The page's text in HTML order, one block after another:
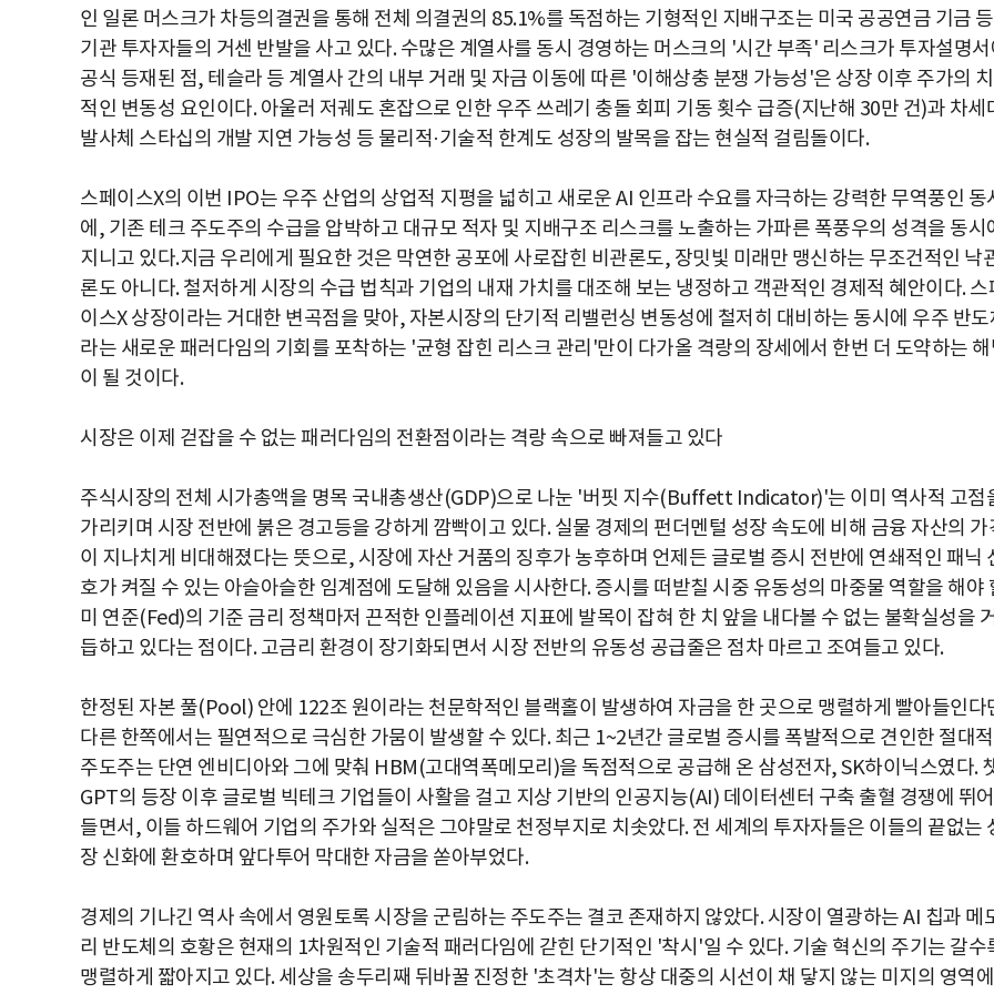
인 일론 머스크가 차등의결권을 통해 전체 의결권의 85.1%를 독점하는 기형적인 지배구조는 미국 공공연금 기금 등
기관 투자자들의 거센 반발을 사고 있다. 수많은 계열사를 동시 경영하는 머스크의 '시간 부족' 리스크가 투자설명서
공식 등재된 점, 테슬라 등 계열사 간의 내부 거래 및 자금 이동에 따른 '이해상충 분쟁 가능성'은 상장 이후 주가의
적인 변동성 요인이다. 아울러 저궤도 혼잡으로 인한 우주 쓰레기 충돌 회피 기동 횟수 급증(지난해 30만 건)과 차세
발사체 스타십의 개발 지연 가능성 등 물리적·기술적 한계도 성장의 발목을 잡는 현실적 걸림돌이다.
스페이스X의 이번 IPO는 우주 산업의 상업적 지평을 넓히고 새로운 AI 인프라 수요를 자극하는 강력한 무역풍인 동
에, 기존 테크 주도주의 수급을 압박하고 대규모 적자 및 지배구조 리스크를 노출하는 가파른 폭풍우의 성격을 동시
지니고 있다.지금 우리에게 필요한 것은 막연한 공포에 사로잡힌 비관론도, 장밋빛 미래만 맹신하는 무조건적인 낙
론도 아니다. 철저하게 시장의 수급 법칙과 기업의 내재 가치를 대조해 보는 냉정하고 객관적인 경제적 혜안이다. 스
이스X 상장이라는 거대한 변곡점을 맞아, 자본시장의 단기적 리밸런싱 변동성에 철저히 대비하는 동시에 우주 반도
라는 새로운 패러다임의 기회를 포착하는 '균형 잡힌 리스크 관리'만이 다가올 격랑의 장세에서 한번 더 도약하는 해
이 될 것이다.
시장은 이제 걷잡을 수 없는 패러다임의 전환점이라는 격랑 속으로 빠져들고 있다
주식시장의 전체 시가총액을 명목 국내총생산(GDP)으로 나눈 '버핏 지수(Buffett Indicator)'는 이미 역사적 고점
가리키며 시장 전반에 붉은 경고등을 강하게 깜빡이고 있다. 실물 경제의 펀더멘털 성장 속도에 비해 금융 자산의 가
이 지나치게 비대해졌다는 뜻으로, 시장에 자산 거품의 징후가 농후하며 언제든 글로벌 증시 전반에 연쇄적인 패닉
호가 켜질 수 있는 아슬아슬한 임계점에 도달해 있음을 시사한다. 증시를 떠받칠 시중 유동성의 마중물 역할을 해야
미 연준(Fed)의 기준 금리 정책마저 끈적한 인플레이션 지표에 발목이 잡혀 한 치 앞을 내다볼 수 없는 불확실성을 거
듭하고 있다는 점이다. 고금리 환경이 장기화되면서 시장 전반의 유동성 공급줄은 점차 마르고 조여들고 있다.
한정된 자본 풀(Pool) 안에 122조 원이라는 천문학적인 블랙홀이 발생하여 자금을 한 곳으로 맹렬하게 빨아들인다
다른 한쪽에서는 필연적으로 극심한 가뭄이 발생할 수 있다. 최근 1~2년간 글로벌 증시를 폭발적으로 견인한 절대적
주도주는 단연 엔비디아와 그에 맞춰 HBM(고대역폭메모리)을 독점적으로 공급해 온 삼성전자, SK하이닉스였다.
GPT의 등장 이후 글로벌 빅테크 기업들이 사활을 걸고 지상 기반의 인공지능(AI) 데이터센터 구축 출혈 경쟁에 뛰어
들면서, 이들 하드웨어 기업의 주가와 실적은 그야말로 천정부지로 치솟았다. 전 세계의 투자자들은 이들의 끝없는
장 신화에 환호하며 앞다투어 막대한 자금을 쏟아부었다.
경제의 기나긴 역사 속에서 영원토록 시장을 군림하는 주도주는 결코 존재하지 않았다. 시장이 열광하는 AI 칩과 메
리 반도체의 호황은 현재의 1차원적인 기술적 패러다임에 갇힌 단기적인 '착시'일 수 있다. 기술 혁신의 주기는 갈수
맹렬하게 짧아지고 있다. 세상을 송두리째 뒤바꿀 진정한 '초격차'는 항상 대중의 시선이 채 닿지 않는 미지의 영역에